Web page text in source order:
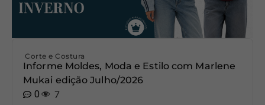
Corte e Costura
Informe Moldes, Moda e Estilo com Marlene
Mukai edição Julho/2026
0
7